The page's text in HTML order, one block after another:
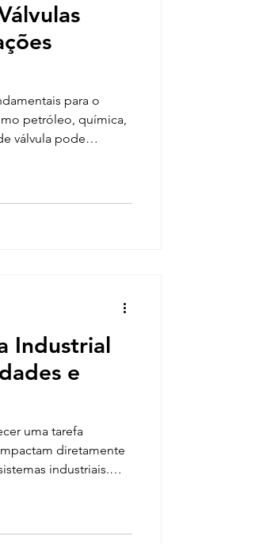
para o
petróleo, química,
válvula pode
Industrial
e
uma tarefa
diretamente
industriais.